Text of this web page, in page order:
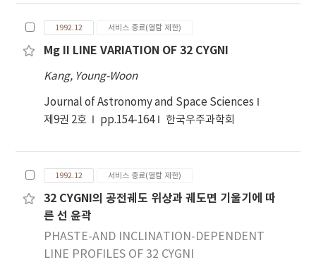
1992.12 서비스 종료(열람 제한)
Mg II LINE VARIATION OF 32 CYGNI
Kang, Young-Woon
Journal of Astronomy and Space Sciences
제9권 2호
pp.154-164 한국우주과학회
1992.12 서비스 종료(열람 제한)
32 CYGNI의 공전궤도 위상과 궤도면 기울기에 따
른 선 윤곽
PHASTE-AND INCLINATION-DEPENDENT
LINE PROFILES OF 32 CYGNI